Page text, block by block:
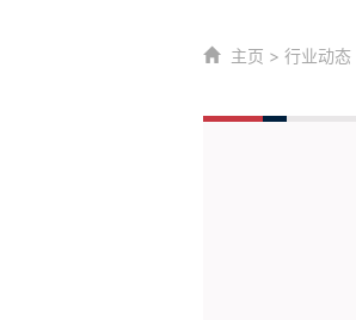
主页 > 行业动态